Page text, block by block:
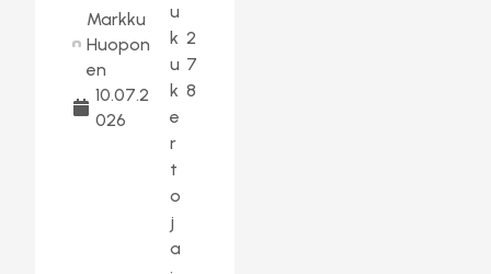
Markku
Huopon
en
10.07.2
026
u
k
u
k
e
r
t
o
j
a
2
7
8